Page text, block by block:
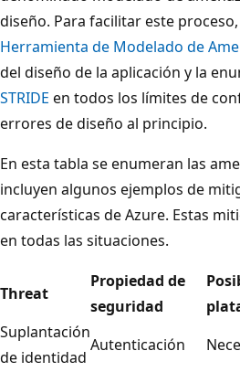
diseño. Para facilitar este
Herramienta de Modelado de
del diseño de la aplicación y la
STRIDE en todos los límites de
errores de diseño al principio.
En esta tabla se enumeran las
incluyen algunos ejemplos de
características de Azure. Estas
en todas las situaciones.
Threat
Propiedad de
seguridad
Suplantación
de identidad
Autenticación